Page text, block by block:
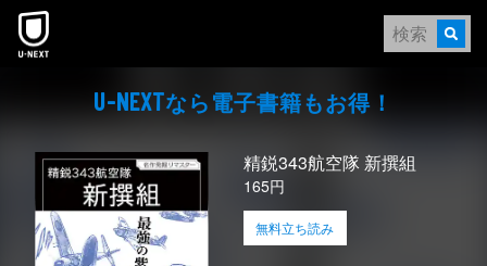
本文へスキップ
U-NEXTなら電⼦書籍もお得！
精鋭343航空隊 新撰組
165円
無料立ち読み